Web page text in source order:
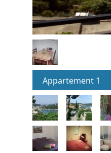
Ontmoet Kroatië
musea
Appartement 1